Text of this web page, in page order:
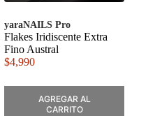
yaraNAILS Pro
Flakes Iridiscente Extra
Fino Austral
$4,990
AGREGAR AL
CARRITO